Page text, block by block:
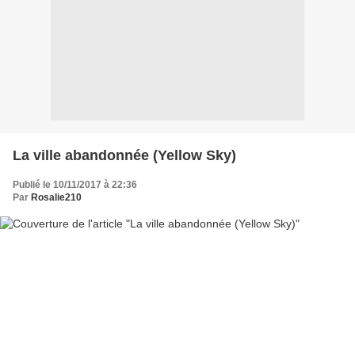
La ville abandonnée (Yellow Sky)
Publié le 10/11/2017 à 22:36
Par Rosalie210